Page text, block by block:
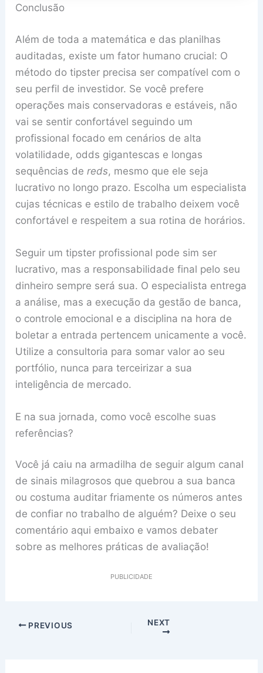
Conclusão
Além de toda a matemática e das planilhas
auditadas, existe um fator humano crucial: O
método do tipster precisa ser compatível com o
seu perfil de investidor. Se você prefere
operações mais conservadoras e estáveis, não
vai se sentir confortável seguindo um
profissional focado em cenários de alta
volatilidade, odds gigantescas e longas
sequências dereds, mesmo que ele seja
lucrativo no longo prazo. Escolha um especialista
cujas técnicas e estilo de trabalho deixem você
confortável e respeitem a sua rotina de horários.
Seguir um tipster profissional pode sim ser
lucrativo, mas a responsabilidade final pelo seu
dinheiro sempre será sua. O especialista entrega
a análise, mas a execução da gestão de banca,
o controle emocional e a disciplina na hora de
boletar a entrada pertencem unicamente a você.
Utilize a consultoria para somar valor ao seu
portfólio, nunca para terceirizar a sua
inteligência de mercado.
E na sua jornada, como você escolhe suas
referências?
Você já caiu na armadilha de seguir algum canal
de sinais milagrosos que quebrou a sua banca
ou costuma auditar friamente os números antes
de confiar no trabalho de alguém? Deixe o seu
comentário aqui embaixo e vamos debater
sobre as melhores práticas de avaliação!
PUBLICIDADE
PREVIOUS NEXT